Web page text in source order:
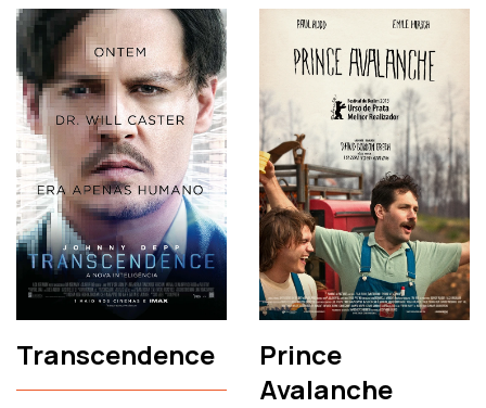
Transcendence
Prince
Avalanche